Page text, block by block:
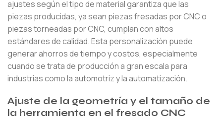
ajustes según el tipo de material garantiza que las
piezas producidas, ya sean piezas fresadas por CNC o
piezas torneadas por CNC, cumplan con altos
estándares de calidad. Esta personalización puede
generar ahorros de tiempo y costos, especialmente
cuando se trata de producción a gran escala para
industrias como la automotriz y la automatización.
Ajuste de la geometría y el tamaño de
la herramienta en el fresado CNC